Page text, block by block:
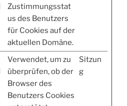
Zustimmungsstat
us des Benutzers
für Cookies auf der
aktuellen Domäne.
Verwendet, um zu
überprüfen, ob der
Browser des
Benutzers Cookies
Sitzun
g